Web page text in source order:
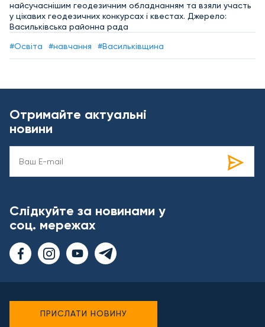
найсучаснішим геодезичним обладнанням та взяли участь
у цікавих геодезичних конкурсах і квестах. Джерело:
Васильківська районна рада
#Освіта #навчання #Васильківщина
Отримайте актуальні
новини
Слідкуйте за новинами у
соц. мережах
ПРИСЛАТИ НОВИНУ